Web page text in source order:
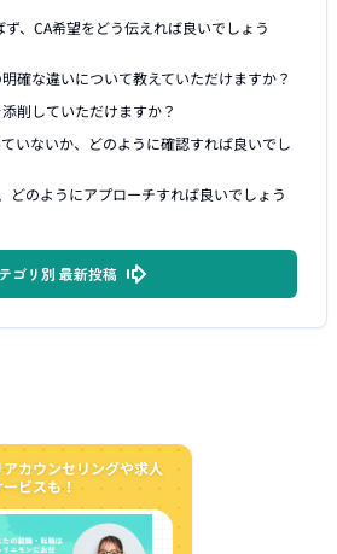
、CA希望をどう伝えれば良いでしょう
確な違いについて教えていただけますか？
削していただけますか？
いないか、どのように確認すれば良いでし
どのようにアプローチすれば良いでしょう
ゴリ別 最新投稿
アカウンセリングや求人
ビスも！